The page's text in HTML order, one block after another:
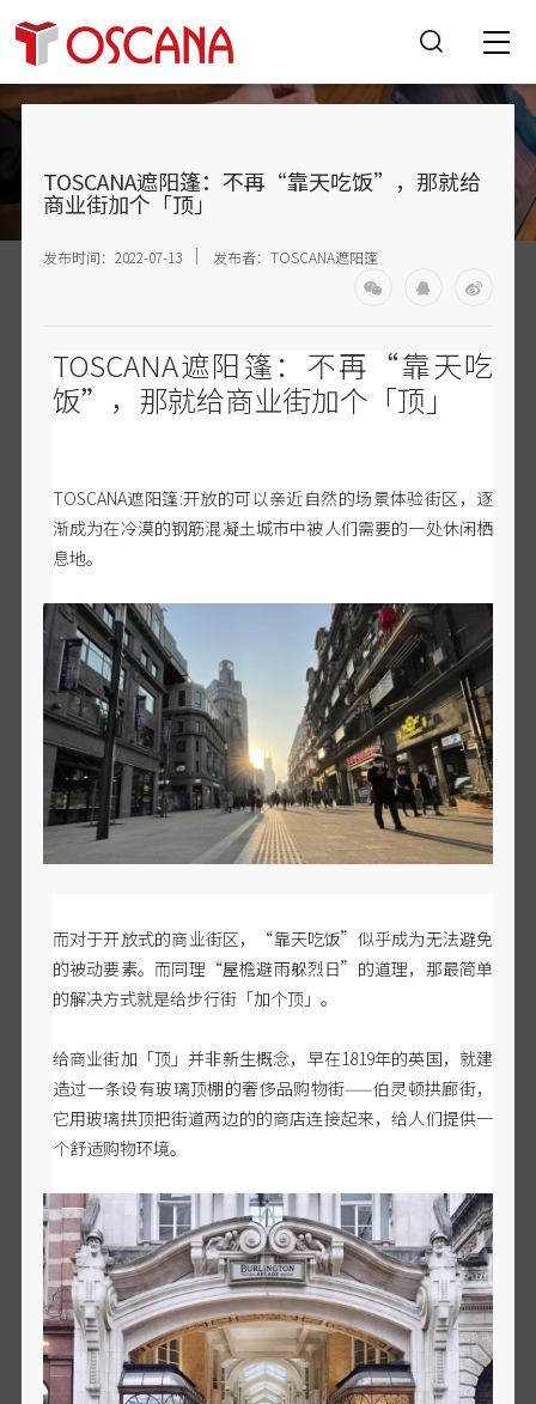
TOSCANA遮阳篷：不再“靠天吃饭”，那就给
商业街加个「顶」
发布时间：2022-07-13 发布者：TOSCANA遮阳篷
TOSCANA遮阳篷： 不再 “靠天吃
饭”，那就给商业街加个「顶」
TOSCANA遮阳篷:开放的可以亲近自然的场景体验街区，逐
渐成为在冷漠的钢筋混凝土城市中被人们需要的一处休闲栖
息地。
而对于开放式的商业街区，
“靠天吃饭”似乎成为无法避免
的被动要素。而同理“屋檐避雨躲烈日”的道理，那最简单
的解决方式就是给步行街「加个顶」。
给商业街加「顶」并非新生概念，早在1819年的英国，就建
造过一条设有玻璃顶棚的奢侈品购物街——伯灵顿拱廊街，
它用玻璃拱顶把街道两边的的商店连接起来，给人们提供一
个舒适购物环境。